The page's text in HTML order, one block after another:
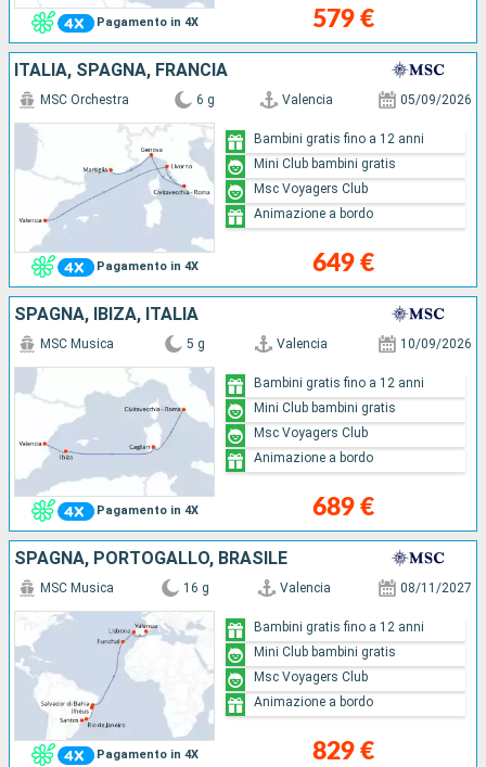
Pagamento in 4X 579 €
ITALIA, SPAGNA, FRANCIA
Pagamento in 4X
MSC Orchestra 6 g Valencia 05/09/2026
649 €
Bambini gratis fino a 12 anni
Mini Club bambini gratis
Msc Voyagers Club
Animazione a bordo
SPAGNA, IBIZA, ITALIA
Pagamento in 4X
MSC Musica 5 g Valencia 10/09/2026
689 €
Bambini gratis fino a 12 anni
Mini Club bambini gratis
Msc Voyagers Club
Animazione a bordo
SPAGNA, PORTOGALLO, BRASILE
Pagamento in 4X
MSC Musica 16 g Valencia 08/11/2027
829 €
Bambini gratis fino a 12 anni
Mini Club bambini gratis
Msc Voyagers Club
Animazione a bordo